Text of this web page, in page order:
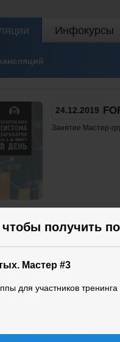
чтобы получить
Мастер #3
для участников
Инфокурсы
22
24.12.2019
Занятие Мастер-
в